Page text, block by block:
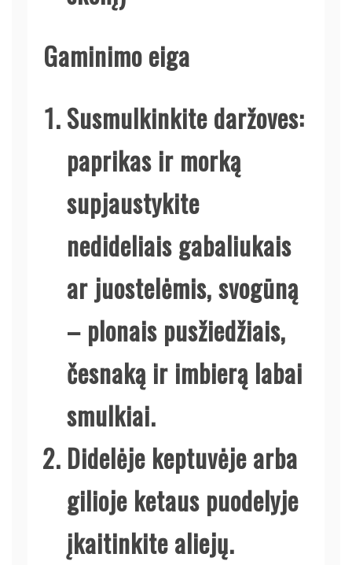
Gaminimo eiga
Susmulkinkite daržoves:
paprikas ir morką
supjaustykite
nedideliais gabaliukais
ar juostelėmis, svogūną
– plonais pusžiedžiais,
česnaką ir imbierą labai
smulkiai.
Didelėje keptuvėje arba
gilioje ketaus puodelyje
įkaitinkite aliejų.